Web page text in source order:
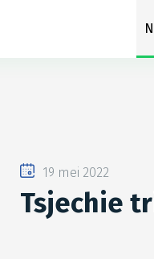
19 mei 2022
Tsjechie